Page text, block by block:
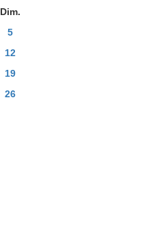
Dim.
5
12
19
26